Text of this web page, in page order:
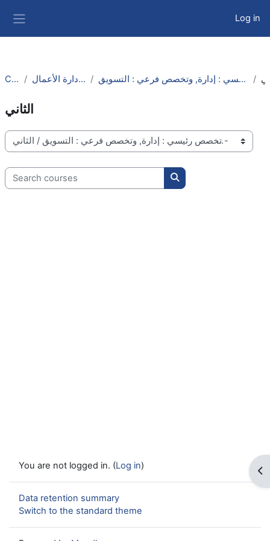
Skip to main content Log in
Courses كلية الدراسات التجارية وإدارة الأعمال إدارة الأعمال بالبرنامج المشترك مع جامعة أسوان - تخصص رئيسي : إدارة, وتخصص فرعي : التسويق
الثاني
Course categories
Search courses
Search courses
You are not logged in. (Log in)
Data retention summary
Switch to the standard theme